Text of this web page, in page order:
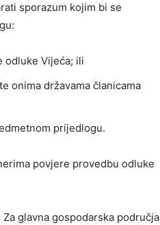
sporazum kojim bi se
odluke Vijeća; ili
onima državama članicama
prijedlogu.
povjere provedbu odluke
glavna gospodarska područja